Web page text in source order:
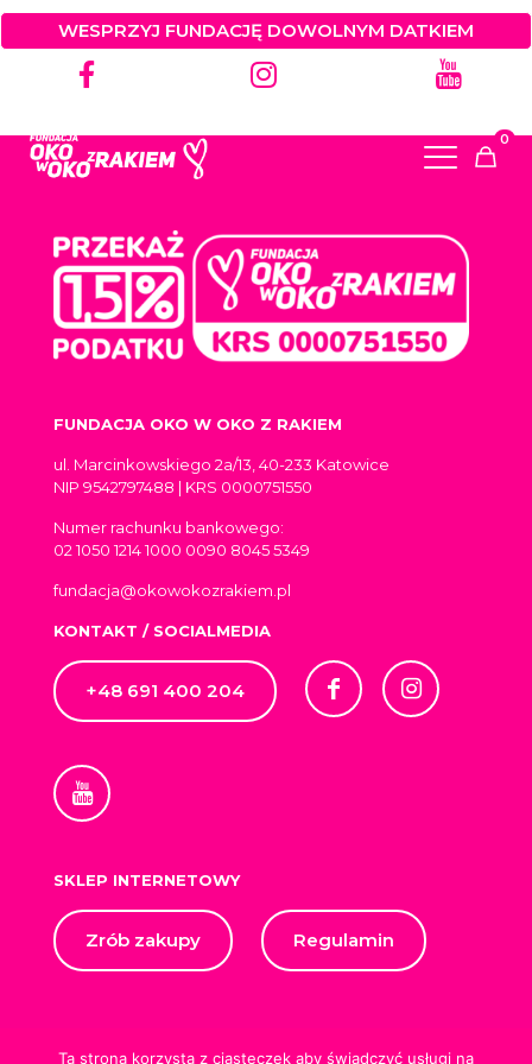
WESPRZYJ FUNDACJĘ DOWOLNYM DATKIEM
0
There are no posts on the list.
FUNDACJA OKO W OKO Z RAKIEM
ul. Marcinkowskiego 2a/13, 40-233 Katowice
NIP 9542797488 | KRS 0000751550
Numer rachunku bankowego:
02 1050 1214 1000 0090 8045 5349
fundacja@okowokozrakiem.pl
KONTAKT / SOCIALMEDIA
+48 691 400 204
SKLEP INTERNETOWY
Zrób zakupy Regulamin
Ta strona korzysta z ciasteczek aby świadczyć usługi na